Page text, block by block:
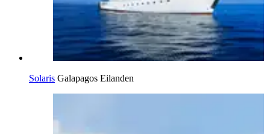
Solaris Galapagos Eilanden